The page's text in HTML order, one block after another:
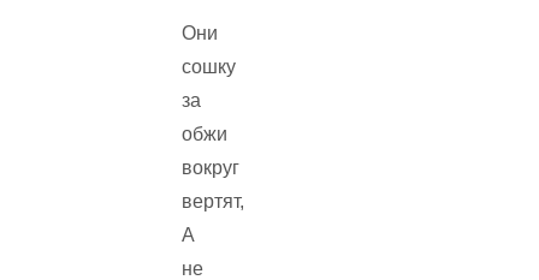
Они
сошку
за
обжи
вокруг
вертят,
А
не